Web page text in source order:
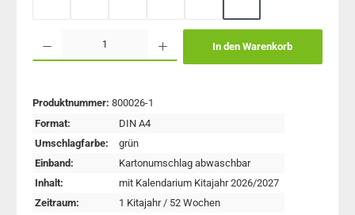
In den Warenkorb
Produktnummer: 800026-1
Format:
DIN A4
Umschlagfarbe:
grün
Einband:
Kartonumschlag abwaschbar
Inhalt:
mit Kalendarium Kitajahr 2026/2027
Zeitraum:
1 Kitajahr / 52 Wochen